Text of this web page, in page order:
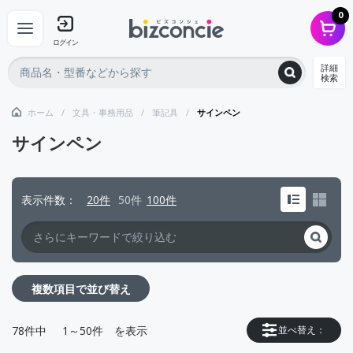
ログイン
0
詳細
検索
ホーム 文具・事務用品 筆記具 サインペン
サインペン
表示件数 20件 50件 100件
複数項目で並び替え
並べ替え：
78件中 1～50件 を表示